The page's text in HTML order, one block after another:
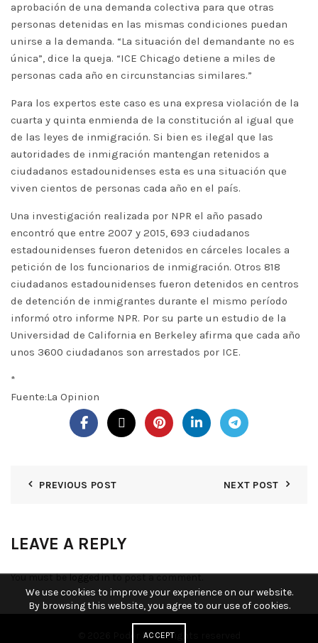
aprobación de una demanda colectiva para que otras
personas detenidas en las mismas condiciones puedan
unirse a la demanda. “La situación del demandante no es
única”, dice la queja. “ICE Chicago detiene a miles de
personas cada año en circunstancias similares.”
Para los expertos este caso es una expresa violación de la
cuarta y quinta enmienda de la constitución al igual que
de las leyes de inmigración. Si bien es ilegal que las
autoridades de inmigración mantengan retenidos a
ciudadanos estadounidenses esta es una situación que
viven cientos de personas cada año en el país.
Una investigación realizada por NPR el año pasado
encontró que entre 2007 y 2015, 693 ciudadanos
estadounidenses fueron detenidos en cárceles locales a
petición de los funcionarios de inmigración. Otros 818
ciudadanos estadounidenses fueron detenidos en centros
de detención de inmigrantes durante el mismo período
informó otro informe NPR. Por su parte un estudio de la
Universidad de California en Berkeley afirma que cada año
unos 3600 ciudadanos son arrestados por ICE.
*
Fuente:La Opinion
PREVIOUS POST NEXT POST
LEAVE A REPLY
You must belogged into post a comment.
Poder KY. All rights reserved
We use cookies to improve your experience on our website.
By browsing this website, you agree to our use of cookies.
ACCEPT